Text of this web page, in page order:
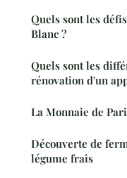
Quels sont les
Blanc ?
Quels sont les
rénovation d'un
La Monnaie de
Découverte de
légume frais